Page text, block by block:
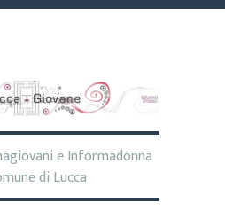
e Informadonna
di Lucca